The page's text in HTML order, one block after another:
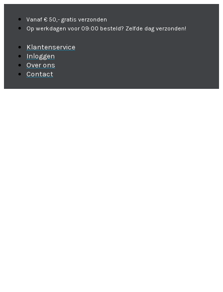
Vanaf € 50,- gratis verzonden
Op werkdagen voor 09:00 besteld? Zelfde dag verzonden!
Klantenservice
Inloggen
Over ons
Contact